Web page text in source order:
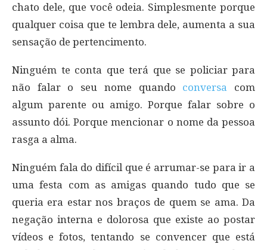
chato dele, que você odeia. Simplesmente porque
qualquer coisa que te lembra dele, aumenta a sua
sensação de pertencimento.
Ninguém te conta que terá que se policiar para
não falar o seu nome quando conversa
com
algum parente ou amigo. Porque falar sobre o
assunto dói. Porque mencionar o nome da pessoa
rasga a alma.
Ninguém fala do difícil que é arrumar-se para ir a
uma festa com as amigas quando tudo que se
queria era estar nos braços de quem se ama. Da
negação interna e dolorosa que existe ao postar
vídeos e fotos, tentando se convencer que está